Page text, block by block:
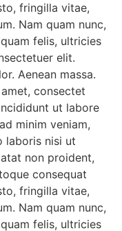
fringilla vitae,
Nam quam nunc,
felis, ultricies
elit.
Aenean massa.
consectet
ut labore
minim veniam,
laboris nisi ut
non proident,
consequat
fringilla vitae,
Nam quam nunc,
felis, ultricies